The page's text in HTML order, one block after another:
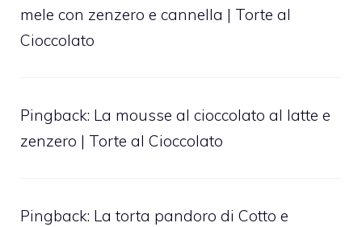
mele con zenzero e cannella | Torte al
Cioccolato
Pingback: La mousse al cioccolato al latte e
zenzero | Torte al Cioccolato
Pingback: La torta pandoro di Cotto e